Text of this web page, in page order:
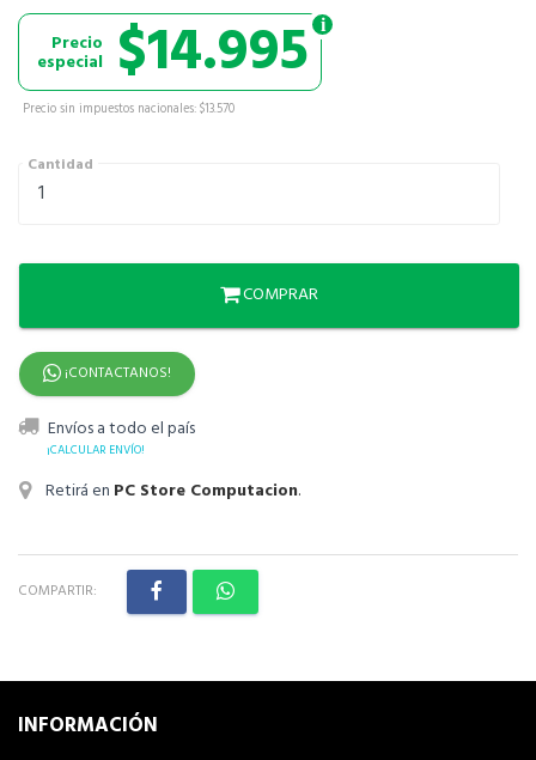
$14.995
Precio
especial
Precio sin impuestos nacionales: $13.570
Cantidad
COMPRAR
¡CONTACTANOS!
Envíos a todo el país
¡CALCULAR ENVÍO!
Retirá en PC Store Computacion.
COMPARTIR:
INFORMACIÓN